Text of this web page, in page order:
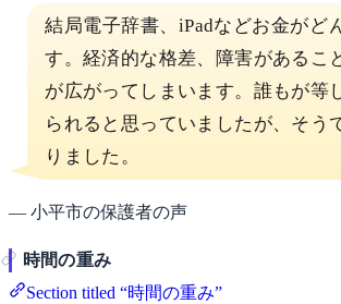
結局電子辞書、iPadなどお金がど
す。経済的な格差、障害があるこ
が広がってしまいます。誰もが等
られると思っていましたが、そう
りました。
— 小平市の保護者の声
時間の重み
Section titled “時間の重み”